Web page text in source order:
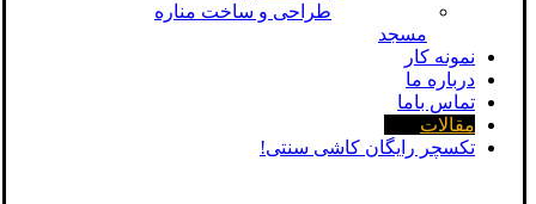
طراحی و ساخت مناره
مسجد
نمونه کار
درباره ما
تماس باما
مقالات
تکسچر رایگان کاشی سنتی!